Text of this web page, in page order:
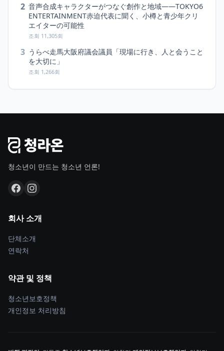
2 音声合成キャラクターがつなぐ創作と地域――TOKYO6
ENTERTAINMENT赤迫代表に聞く、小樽と青少年クリ
エイターの可能性
조회 11,305회
3 うらべ走馬大阪府議会議員「現場に行き、人と会うこと
を大切に」
조회 1,266회
청소년이 만드는 청소년 언론!
회사 소개
단체소개
연락처
약관 및 정책
청소년보호정책
개인정보 처리방침